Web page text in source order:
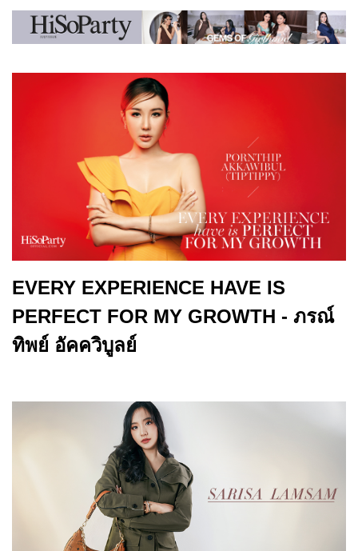
EVERY EXPERIENCE HAVE IS
PERFECT FOR MY GROWTH - ภรณ์
ทิพย์ อัคควิบูลย์